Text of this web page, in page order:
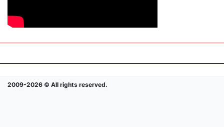
2009-2026 © All rights reserved.